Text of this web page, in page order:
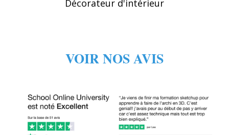
Décorateur d'intérieur
VOIR NOS AVIS